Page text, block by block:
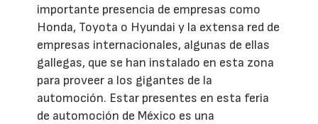
importante presencia de empresas como
Honda, Toyota o Hyundai y la extensa red de
empresas internacionales, algunas de ellas
gallegas, que se han instalado en esta zona
para proveer a los gigantes de la
automoción. Estar presentes en esta feria
de automoción de México es una